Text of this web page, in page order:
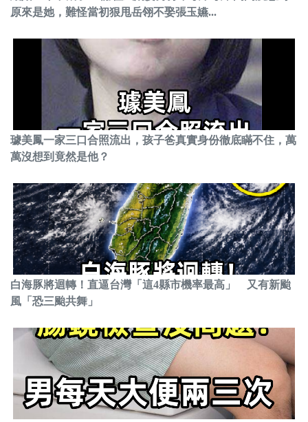
原來是她，難怪當初狠甩岳翎不娶張玉嬿...
璩美鳳一家三口合照流出，孩子爸真實身份徹底瞞不住，萬
萬沒想到竟然是他？
白海豚將迴轉！直逼台灣「這4縣市機率最高」 又有新颱
風「恐三颱共舞」